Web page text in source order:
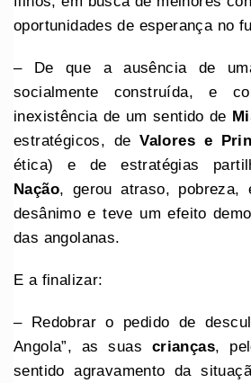
oportunidades de esperança no
– De que a ausência de
socialmente construída, e
inexistência de um sentido de
estratégicos, deValores e
ética) e de estratégias
Nação, gerou atraso, pobreza,
desânimo e teve um efeito
das angolanas.
E a finalizar:
– Redobrar o pedido de
Angola”, as suas crianças,
sentido agravamento da